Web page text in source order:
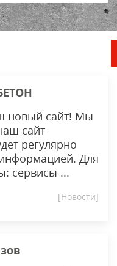
новый сайт! Мы
сайт
регулярно
Для
сервисы ...
[Новости]